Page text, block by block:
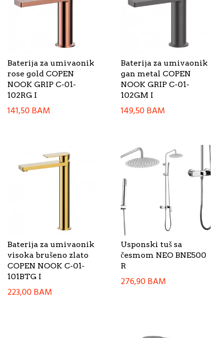
Baterija za umivaonik
rose gold COPEN
NOOK GRIP C-01-
102RG I
141,50BAM
Baterija za umivaonik
gan metal COPEN
NOOK GRIP C-01-
102GM I
149,50BAM
Baterija za umivaonik
visoka brušeno zlato
COPEN NOOK C-01-
101BTG I
223,00BAM
Usponski tuš sa
česmom NEO BNE500
R
276,90BAM